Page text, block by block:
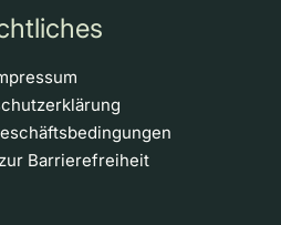
Barrierefreiheit